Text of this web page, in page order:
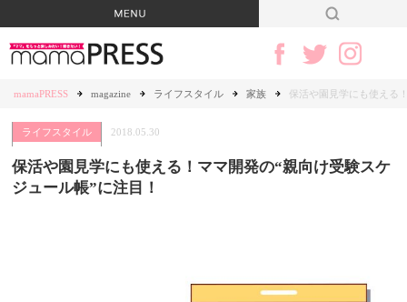
mamaPRESS magazine ライフスタイル 家族 保活や園見学にも使える
ライフスタイル 2018.05.30
保活や園見学にも使える！ママ開発の“親向け受験スケ
ジュール帳”に注目！